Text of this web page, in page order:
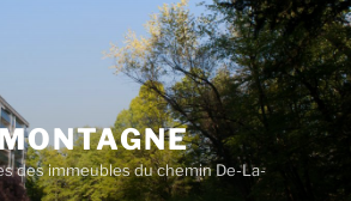
des immeubles du chemin De-La-